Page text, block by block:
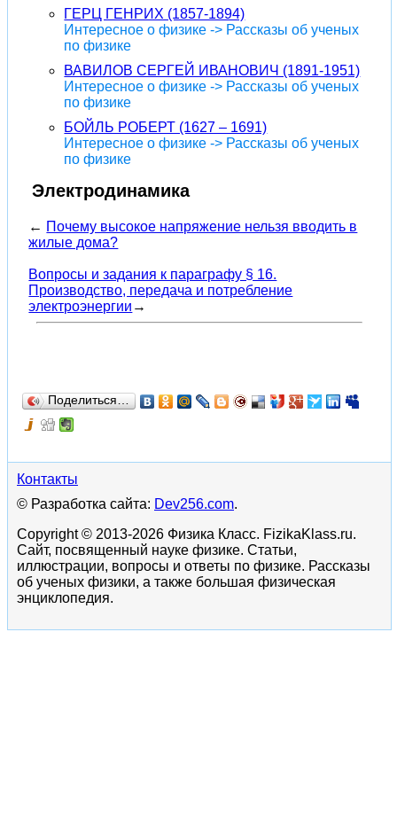
ГЕРЦ ГЕНРИХ (1857-1894)
Интересное о физике -> Рассказы об ученых
по физике
ВАВИЛОВ СЕРГЕЙ ИВАНОВИЧ (1891-1951)
Интересное о физике -> Рассказы об ученых
по физике
БОЙЛЬ РОБЕРТ (1627 – 1691)
Интересное о физике -> Рассказы об ученых
по физике
Электродинамика
← Почему высокое напряжение нельзя вводить в
жилые дома?
Вопросы и задания к параграфу § 16.
Производство, передача и потребление
электроэнергии →
Поделиться…
Контакты
© Разработка сайта: Dev256.com.
Copyright © 2013-2026 Физика Класс. FizikaKlass.ru.
Сайт, посвященный науке физике. Статьи,
иллюстрации, вопросы и ответы по физике. Рассказы
об ученых физики, а также большая физическая
энциклопедия.